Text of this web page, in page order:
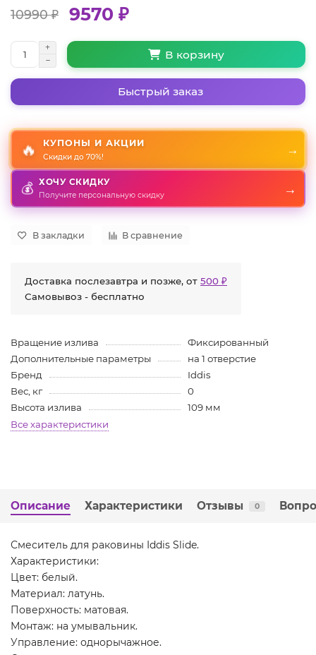
10990 ₽ 9570 ₽
В корзину
Быстрый заказ
🔥 КУПОНЫ И АКЦИИ
Скидки до 70%!
→
💰 ХОЧУ СКИДКУ
Получите персональную скидку →
В закладки В сравнение
Доставка послезавтра и позже, от 500 ₽
Самовывоз - бесплатно
Вращение излива
Фиксированный
Дополнительные параметры
на 1 отверстие
Бренд
Iddis
Вес, кг
0
Высота излива
109 мм
Все характеристики
Описание Характеристики Отзывы 0
Смеситель для раковины Iddis Slide.
Характеристики:
Цвет: белый.
Материал: латунь.
Поверхность: матовая.
Монтаж: на умывальник.
Управление: однорычажное.